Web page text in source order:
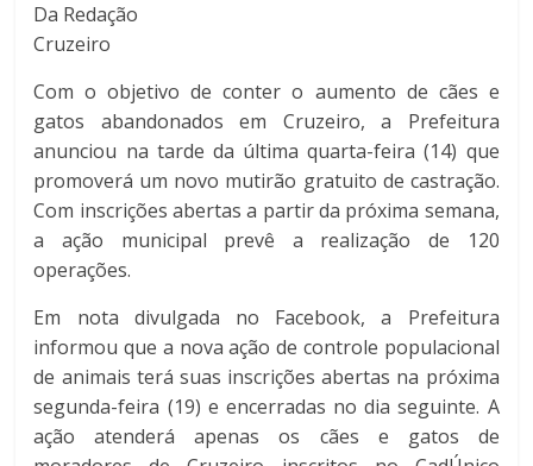
Da Redação
Cruzeiro
Com o objetivo de conter o aumento de cães e
gatos abandonados em Cruzeiro, a Prefeitura
anunciou na tarde da última quarta-feira (14) que
promoverá um novo mutirão gratuito de castração.
Com inscrições abertas a partir da próxima semana,
a ação municipal prevê a realização de 120
operações.
Em nota divulgada no Facebook, a Prefeitura
informou que a nova ação de controle populacional
de animais terá suas inscrições abertas na próxima
segunda-feira (19) e encerradas no dia seguinte. A
ação atenderá apenas os cães e gatos de